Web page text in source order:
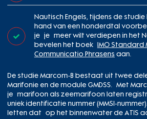
Nautisch Engels, tijdens de
hand van een honderdtal
je je meer wilt verdiepen in het
bevelen het boek
IMO Standard
Communicatio Phrasens aan.
De studie Marcom-B bestaat uit twee
Marifonie en de module GMDSS. Met
je marifoon als zeemarifoon laten
uniek identificatie nummer (MMSI-
letten dat op het binnenwater de ATIS